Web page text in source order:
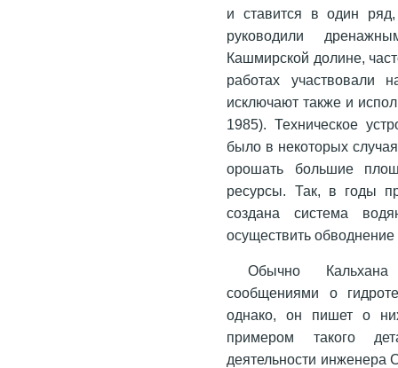
и ставится в один
руководили
Кашмирской долине,
работах участвовали
исключают также и
1985). Техническое
было в некоторых
орошать большие
ресурсы. Так, в годы
создана система
осуществить
Обычно Кальхана
сообщениями о
однако, он пишет о
примером такого
деятельности инженера